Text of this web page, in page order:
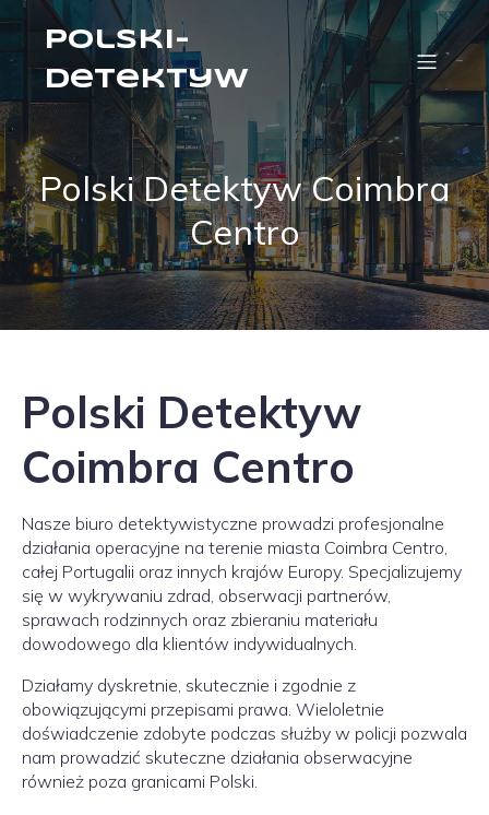
Polski-
Detektyw
Polski Detektyw Coimbra
Centro
Polski Detektyw
Coimbra Centro
Nasze biuro detektywistyczne prowadzi profesjonalne
działania operacyjne na terenie miasta Coimbra Centro,
całej Portugalii oraz innych krajów Europy. Specjalizujemy
się w wykrywaniu zdrad, obserwacji partnerów,
sprawach rodzinnych oraz zbieraniu materiału
dowodowego dla klientów indywidualnych.
Działamy dyskretnie, skutecznie i zgodnie z
obowiązującymi przepisami prawa. Wieloletnie
doświadczenie zdobyte podczas służby w policji pozwala
nam prowadzić skuteczne działania obserwacyjne
również poza granicami Polski.